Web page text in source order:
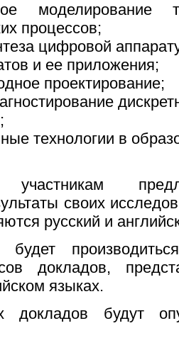
моделирование
процессов;
цифровой
и ее приложения;
проектирование;
технологии в
участникам
своих
русский и
будет
докладов,
языках.
докладов будут